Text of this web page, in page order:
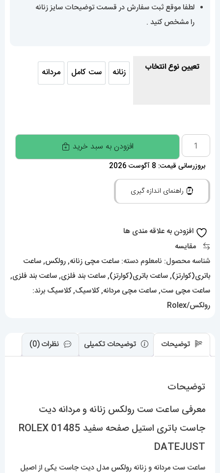
لطفا موقع ثبت سفارش در قسمت توضیحات سایز زنانه
را مشخص کنید .
تعیین نوع انتخاب زنانه ست کامل
ست کامل مردانه
ساعت
ست
رولکس
زنانه
و
دیت
جاست
باتری
استیل
صفحه
سفید
ROLEX
DATEJUST
افزودن به سبد خرید
بروزرسانی قیمت: 8 آگوست 2026
راهنمای اندازه گیری
افزودن به علاقه مندی ها
مقایسه
شناسه محصول: نامعلوم دسته: ساعت مچی زنانه,رولکس,ساعت
باتری(کوارتز),ساعت باتری(کوارتز),ساعت بند فلزی,ساعت بند فلزی,
ساعت مچی ست,ساعت مچی مردانه,کلاسیک,کلاسیک برند:
رولکس/Rolex
توضیحات توضیحات تکمیلی نظرات (0)
توضیحات
معرفی ساعت ست رولکس زنانه و مردانه دیت
جاست باتری استیل صفحه سفید 01485 ROLEX
DATEJUST
ساعت ست مردانه و زنانه رولکس مدل دیت جاست یکی از اصیل